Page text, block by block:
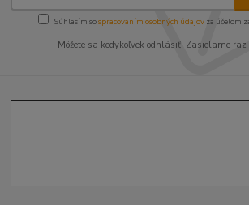
Súhlasím sospracovaním osobných údajov za účelom
Môžete sa kedykoľvek odhlásiť. Zasielame